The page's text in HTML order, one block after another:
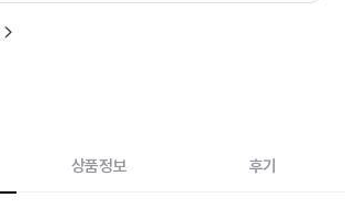
상품정보 후기